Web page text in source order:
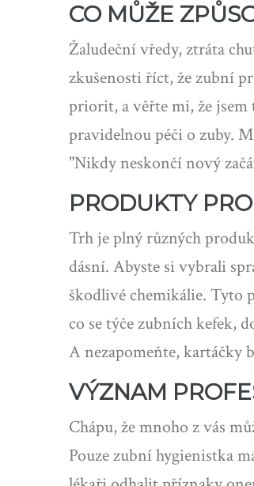
CO MŮŽE
Žaludeční vředy, ztráta
zkušenosti říct, že zubní
priorit, a věřte mi, že jsem
pravidelnou péči o zuby.
"Nikdy neskončí nový
PRODUKTY
Trh je plný různých
dásní. Abyste si vybrali
škodlivé chemikálie. Tyto
co se týče zubních kefek,
A nezapomeňte, kartáčky
VÝZNAM
Chápu, že mnoho z vás
Pouze zubní hygienistka